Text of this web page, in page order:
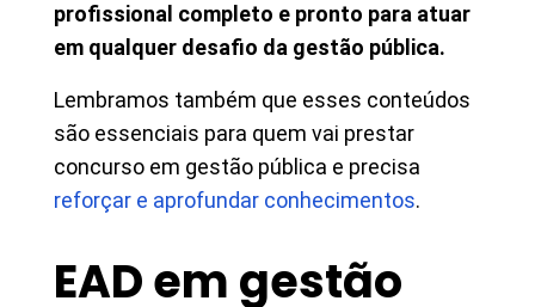
profissional completo e pronto para atuar
em qualquer desafio da gestão pública.
Lembramos também que esses conteúdos
são essenciais para quem vai prestar
concurso em gestão pública e precisa
reforçar e aprofundar conhecimentos.
EAD em gestão